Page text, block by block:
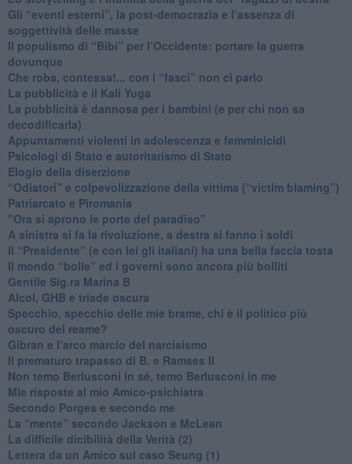
​Gli “eventi esterni”, la post-democrazia e l’assenza di
soggettività delle masse
​Il populismo di “Bibi” per l’Occidente: portare la guerra
dovunque
​Che roba, contessa!... con i “fasci” non ci parlo
La pubblicità e il Kali Yuga
​La pubblicità è dannosa per i bambini (e per chi non sa
decodificarla)
​Appuntamenti violenti in adolescenza e femminicidi
​Psicologi di Stato e autoritarismo di Stato
Elogio della diserzione
“Odiatori” e colpevolizzazione della vittima (“victim blaming”)
​Patriarcato e Piromania
"Ora si aprono le porte del paradiso"
​A sinistra si fa la rivoluzione, a destra si fanno i soldi
​Il “Presidente” (e con lei gli italiani) ha una bella faccia tosta
​Il mondo “bolle” ed i governi sono ancora più bolliti
​Gentile Sig.ra Marina B
​Alcol, GHB e triade oscura
​Specchio, specchio delle mie brame, chi è il politico più
oscuro del reame?
​Gibran e l’arco marcio del narcisismo
​Il prematuro trapasso di B. e Ramses II
​Non temo Berlusconi in sé, temo Berlusconi in me
​Mie risposte al mio Amico-psichiatra
​Secondo Porges e secondo me
​La “mente” secondo Jackson e McLean
La difficile dicibilità della Verità (2)
​Lettera da un Amico sul caso Seung (1)